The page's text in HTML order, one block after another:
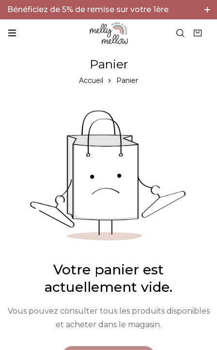
Bénéficiez de 5% de remise sur votre 1ère
commande avec le code BIENVENUE5 !
Panier
Accueil Panier
Votre panier est
actuellement vide.
Vous pouvez consulter tous les produits disponibles
et acheter dans le magasin.